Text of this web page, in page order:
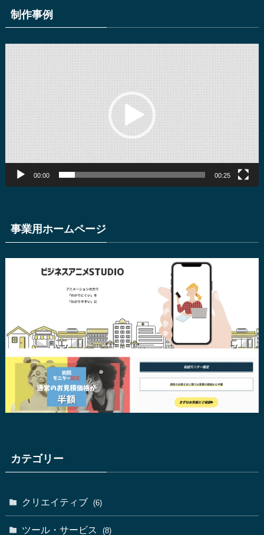
制作事例
動
画
プ
レ
ー
ヤ
ー
00:00 00:25
事業用ホームページ
カテゴリー
クリエイティブ (6)
ツール・サービス (8)